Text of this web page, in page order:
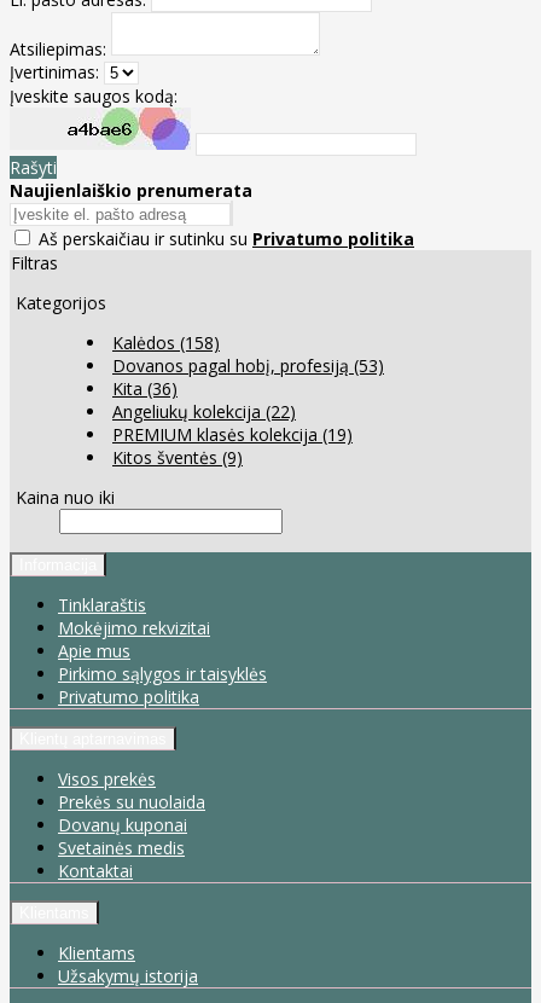
Atsiliepimas:
Įvertinimas:
Įveskite saugos kodą:
Rašyti
Naujienlaiškio prenumerata
Aš perskaičiau ir sutinku su Privatumo politika
Filtras
Kategorijos
Kalėdos (158)
Dovanos pagal hobį, profesiją (53)
Kita (36)
Angeliukų kolekcija (22)
PREMIUM klasės kolekcija (19)
Kitos šventės (9)
Kaina nuo iki
Tinklaraštis
Mokėjimo rekvizitai
Apie mus
Pirkimo sąlygos ir taisyklės
Privatumo politika
Visos prekės
Prekės su nuolaida
Dovanų kuponai
Svetainės medis
Kontaktai
Klientams
Užsakymų istorija